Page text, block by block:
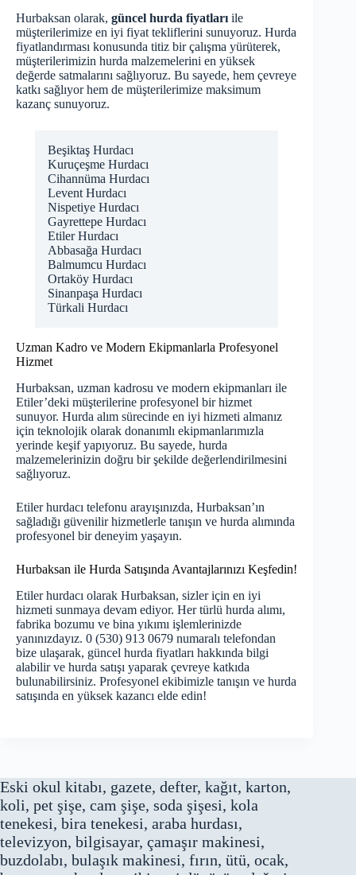
Hurbaksan olarak, güncel hurda fiyatları ile
müşterilerimize en iyi fiyat tekliflerini sunuyoruz. Hurda
fiyatlandırması konusunda titiz bir çalışma yürüterek,
müşterilerimizin hurda malzemelerini en yüksek
değerde satmalarını sağlıyoruz. Bu sayede, hem çevreye
katkı sağlıyor hem de müşterilerimize maksimum
kazanç sunuyoruz.
Beşiktaş Hurdacı
Kuruçeşme Hurdacı
Cihannüma Hurdacı
Levent Hurdacı
Nispetiye Hurdacı
Gayrettepe Hurdacı
Etiler Hurdacı
Abbasağa Hurdacı
Balmumcu Hurdacı
Ortaköy Hurdacı
Sinanpaşa Hurdacı
Türkali Hurdacı
Uzman Kadro ve Modern Ekipmanlarla Profesyonel
Hizmet
Hurbaksan, uzman kadrosu ve modern ekipmanları ile
Etiler’deki müşterilerine profesyonel bir hizmet
sunuyor. Hurda alım sürecinde en iyi hizmeti almanız
için teknolojik olarak donanımlı ekipmanlarımızla
yerinde keşif yapıyoruz. Bu sayede, hurda
malzemelerinizin doğru bir şekilde değerlendirilmesini
sağlıyoruz.
Etiler hurdacı telefonu arayışınızda, Hurbaksan’ın
sağladığı güvenilir hizmetlerle tanışın ve hurda alımında
profesyonel bir deneyim yaşayın.
Hurbaksan ile Hurda Satışında Avantajlarınızı Keşfedin!
Etiler hurdacı olarak Hurbaksan, sizler için en iyi
hizmeti sunmaya devam ediyor. Her türlü hurda alımı,
fabrika bozumu ve bina yıkımı işlemlerinizde
yanınızdayız. 0 (530) 913 0679 numaralı telefondan
bize ulaşarak, güncel hurda fiyatları hakkında bilgi
alabilir ve hurda satışı yaparak çevreye katkıda
bulunabilirsiniz. Profesyonel ekibimizle tanışın ve hurda
satışında en yüksek kazancı elde edin!
Eski okul kitabı, gazete, defter, kağıt, karton,
koli, pet şişe, cam şişe, soda şişesi, kola
tenekesi, bira tenekesi, araba hurdası,
televizyon, bilgisayar, çamaşır makinesi,
buzdolabı, bulaşık makinesi, fırın, ütü, ocak,